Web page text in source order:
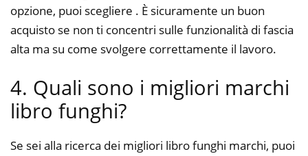
opzione, puoi scegliere . È sicuramente un buon
acquisto se non ti concentri sulle funzionalità di fascia
alta ma su come svolgere correttamente il lavoro.
4. Quali sono i migliori marchi
libro funghi?
Se sei alla ricerca dei migliori libro funghi marchi, puoi